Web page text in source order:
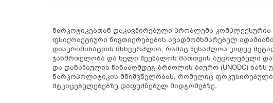
ნარკოტიკებთან დაკავშირებული პრობლემა
ფსიქოაქტიური ნივთიერებების ავადმომხმარებელ
დისკრიმინაციის მსხვერპლია, რამაც შესაძლოა კიდევ
ჯანმრთელობა და ხელი შეუშალოს მათთვის აუცილებელი
და დანაშაულის წინააღმდეგ ბრძოლის ბიურო (UNODC) ხაზს
ნარკოპოლიტიკის მნიშვნელობას, რომელიც
მტკიცებულებებზე დაფუძნებულ მიდგომებზე.